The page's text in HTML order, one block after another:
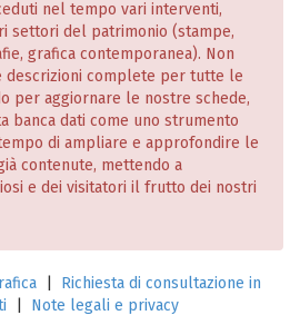
nel tempo vari interventi,
settori del patrimonio (stampe,
grafica contemporanea). Non
descrizioni complete per tutte le
per aggiornare le nostre schede,
banca dati come uno strumento
di ampliare e approfondire le
contenute, mettendo a
e dei visitatori il frutto dei nostri
Richiesta di consultazione in
Note legali e privacy